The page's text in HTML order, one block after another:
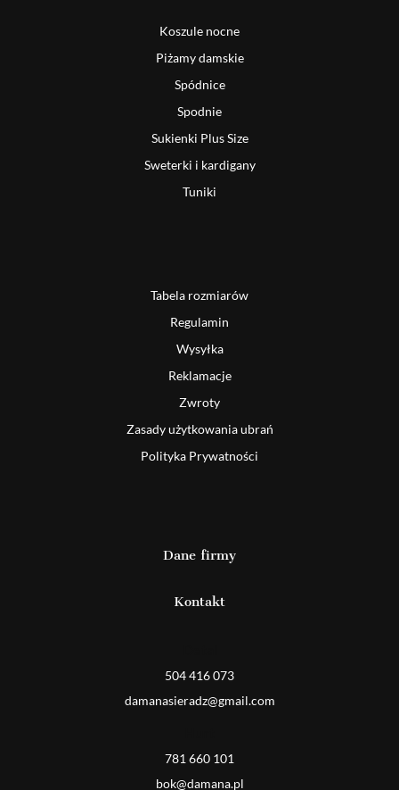
Koszule nocne
Piżamy damskie
Spódnice
Spodnie
Sukienki Plus Size
Sweterki i kardigany
Tuniki
Tabela rozmiarów
Regulamin
Wysyłka
Reklamacje
Zwroty
Zasady użytkowania ubrań
Polityka Prywatności
Dane firmy
Kontakt
504 416 073
damanasieradz@gmail.com
781 660 101
bok@damana.pl